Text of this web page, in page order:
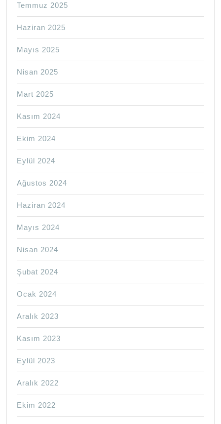
Temmuz 2025
Haziran 2025
Mayıs 2025
Nisan 2025
Mart 2025
Kasım 2024
Ekim 2024
Eylül 2024
Ağustos 2024
Haziran 2024
Mayıs 2024
Nisan 2024
Şubat 2024
Ocak 2024
Aralık 2023
Kasım 2023
Eylül 2023
Aralık 2022
Ekim 2022